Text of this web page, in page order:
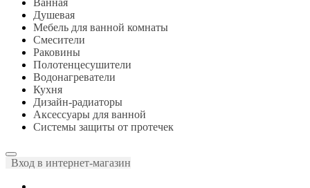
Ванная
Душевая
Мебель для ванной комнаты
Смесители
Раковины
Полотенцесушители
Водонагреватели
Кухня
Дизайн-радиаторы
Аксессуары для ванной
Системы защиты от протечек
Вход в интернет-магазин